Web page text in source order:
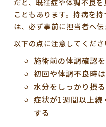
こともあります。持病を
は、必ず事前に担当者へ伝
以下の点に注意してくださ
施術前の体調確認
初回や体調不良時
水分をしっかり摂る
症状が1週間以上
する